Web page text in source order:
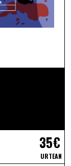
35€
URTEAN